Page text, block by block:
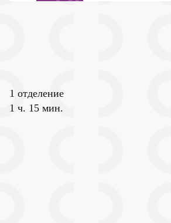
1 отделение
1 ч. 15 мин.